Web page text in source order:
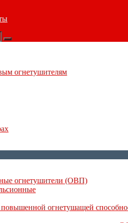
огнетушителям
огнетушители (ОВП)
огнетушащей